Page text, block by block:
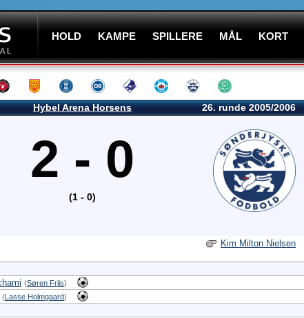
HOLD KAMPE SPILLERE MÅL KORT
Hybel Arena Horsens 26. runde 2005/2006
2 - 0
(1 - 0)
Kim Milton Nielsen
(Søren Friis)
(Lasse Holmgaard)